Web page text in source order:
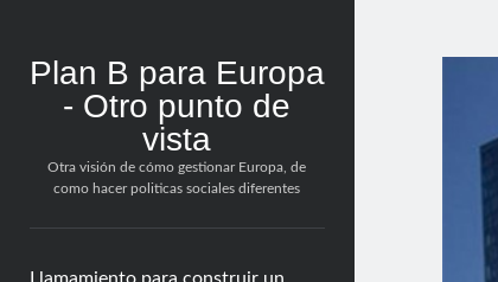
Plan B para Europa
- Otro punto de
vista
Otra visión de cómo gestionar Europa, de
como hacer politicas sociales diferentes